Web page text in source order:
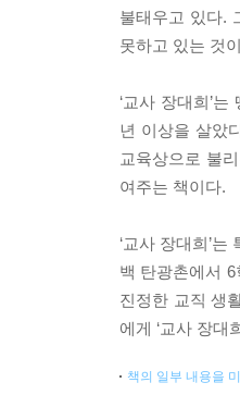
불태우고 있다.
못하고 있는 것
‘교사 장대희’
년 이상을 살았
교육상으로 불
여주는 책이다.
‘교사 장대희’
백 탄광촌에서
진정한 교직 생
에게 ‘교사 장대
책의 일부 내용을